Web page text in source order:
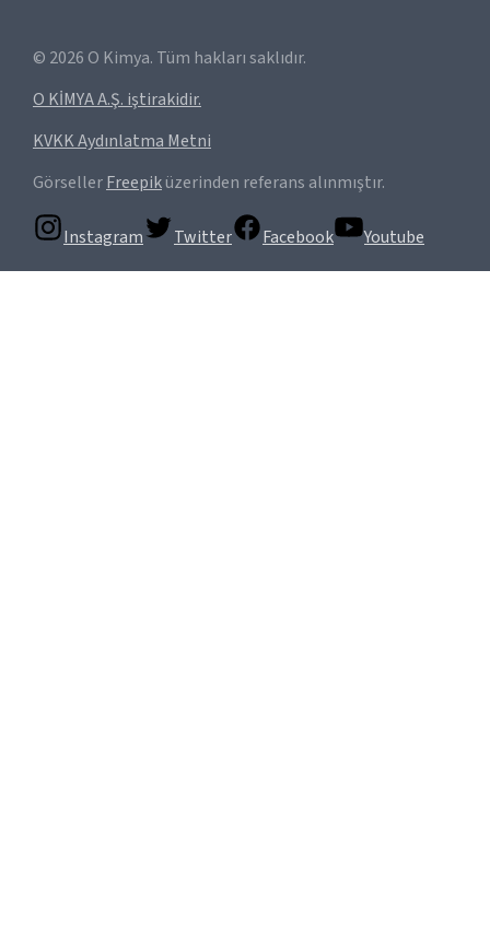
© 2026 O Kimya. Tüm hakları saklıdır.
O KİMYA A.Ş. iştirakidir.
KVKK Aydınlatma Metni
GörsellerFreepiküzerinden referans alınmıştır.
Instagram Twitter Facebook Youtube